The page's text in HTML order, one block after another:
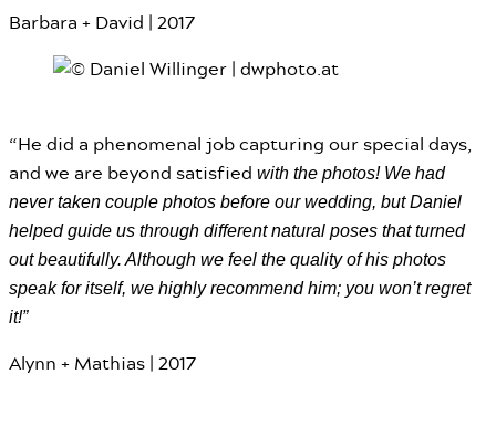
Barbara + David | 2017
“He did a phenomenal job capturing our special days,
and we are beyond satisfied with the photos! We had
never taken couple photos before our wedding, but Daniel
helped guide us through different natural poses that turned
out beautifully. Although we feel the quality of his photos
speak for itself, we highly recommend him; you won’t regret
it!”
Alynn + Mathias | 2017